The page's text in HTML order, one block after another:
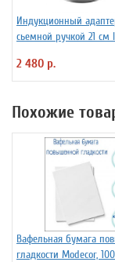
Индукционный
сьемной ручкой 21 см
2 480 р.
Похожие
Вафельная бумага
гладкости Modecor,